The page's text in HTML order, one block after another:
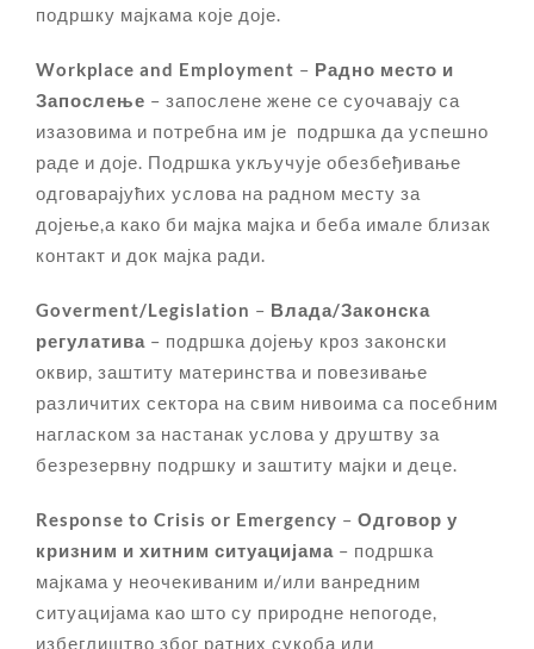
подршку мајкама које доје.
Workplace and Employment – Радно место и
Запослење – запослене жене се суочавају са
изазовима и потребна им је подршка да успешно
раде и доје. Подршка укључује обезбеђивање
одговарајућих услова на радном месту за
дојење,а како би мајка мајка и беба имале близак
контакт и док мајка ради.
Goverment/Legislation – Влада/Законска
регулатива – подршка дојењу кроз законски
оквир, заштиту материнства и повезивање
различитих сектора на свим нивоима са посебним
нагласком за настанак услова у друштву за
безрезервну подршку и заштиту мајки и деце.
Response to Crisis or Emergency – Одговор у
кризним и хитним ситуацијама – подршка
мајкама у неочекиваним и/или ванредним
ситуацијама као што су природне непогоде,
избеглиштво због ратних сукоба или